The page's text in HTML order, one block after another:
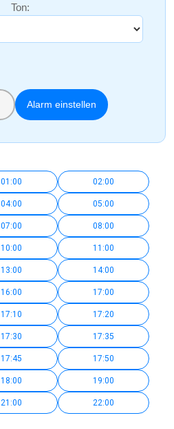
Ton:
Alarm einstellen
01:00 02:00
04:00 05:00
07:00 08:00
10:00 11:00
13:00 14:00
16:00 17:00
17:10 17:20
17:30 17:35
17:45 17:50
18:00 19:00
21:00 22:00